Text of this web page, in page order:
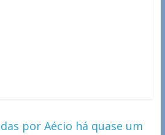
por Aécio há quase um